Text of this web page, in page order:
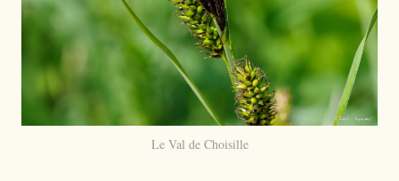
Le Val de Choisille